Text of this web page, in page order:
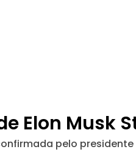
Elon Musk
pelo